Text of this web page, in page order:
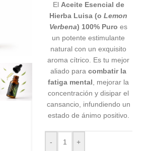
El Aceite Esencial de
Hierba Luisa (oLemon
Verbena) 100% Puro es
un potente estimulante
natural con un exquisito
aroma cítrico. Es tu mejor
aliado paracombatir la
fatiga mental , mejorar la
concentración y disipar el
cansancio, infundiendo un
estado de ánimo positivo.
- +